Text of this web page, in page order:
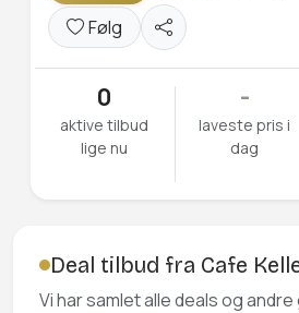
Følg
0
aktive tilbud
lige nu
-
laveste pris i
dag
Deal tilbud fra Cafe
Vi har samlet alle deals og